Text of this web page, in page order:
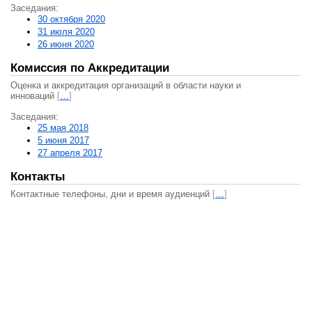
Заседания:
30 октября 2020
31 июля 2020
26 июня 2020
Комиссия по Аккредитации
Оценка и аккредитация организаций в области науки и
инноваций […]
Заседания:
25 мая 2018
5 июня 2017
27 апреля 2017
Контакты
Контактные телефоны, дни и время аудиенций […]